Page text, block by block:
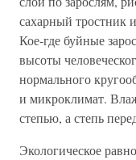
сахарный тростник
Кое-где буйные
высоты
нормального
и микроклимат.
степью, а степь
Экологическое